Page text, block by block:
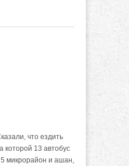
что ездить
которой 13 автобус
микрорайон и ашан,